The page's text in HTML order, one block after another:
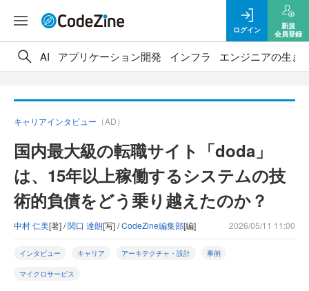
ログイン
新規
会員登録
AI アプリケーション開発 インフラ エンジニアの生き
キャリアインタビュー （AD）
国内最大級の転職サイト「doda」
は、15年以上稼働するシステムの技
術的負債をどう乗り越えたのか？
中村 仁美[著] /関口 達朗[写] /CodeZine編集部[編] 2026/05/11 11:00
インタビュー キャリア アーキテクチャ・設計 事例
マイクロサービス